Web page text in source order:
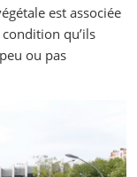
est associée
qu’ils
ou pas